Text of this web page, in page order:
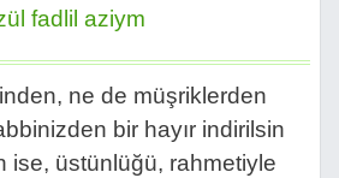
fadlil aziym
ne de müşriklerden
bir hayır indirilsin
ise, üstünlüğü, rahmetiyle